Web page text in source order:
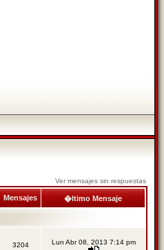
Ver mensajes sin respuestas
Mensajes �ltimo Mensaje
3204 Lun Abr 08, 2013 7:14 pm